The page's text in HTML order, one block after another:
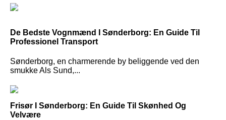
De Bedste Vognmænd I Sønderborg: En Guide Til
Professionel Transport
Sønderborg, en charmerende by beliggende ved den
smukke Als Sund,...
Frisør I Sønderborg: En Guide Til Skønhed Og
Velvære